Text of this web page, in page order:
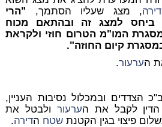
דירה, מצג שעליו הסתמך, "הרי
למצג זה ובהתאם מכוח
המו"מ הטרום חוזי ולקראת
קיום החוזה".
הערעור.
הצדדים ובמכלול נסיבות העניין,
לקבל את הערעור ולבטל את
פיצוי בגין הקטנת שטח הדירה.